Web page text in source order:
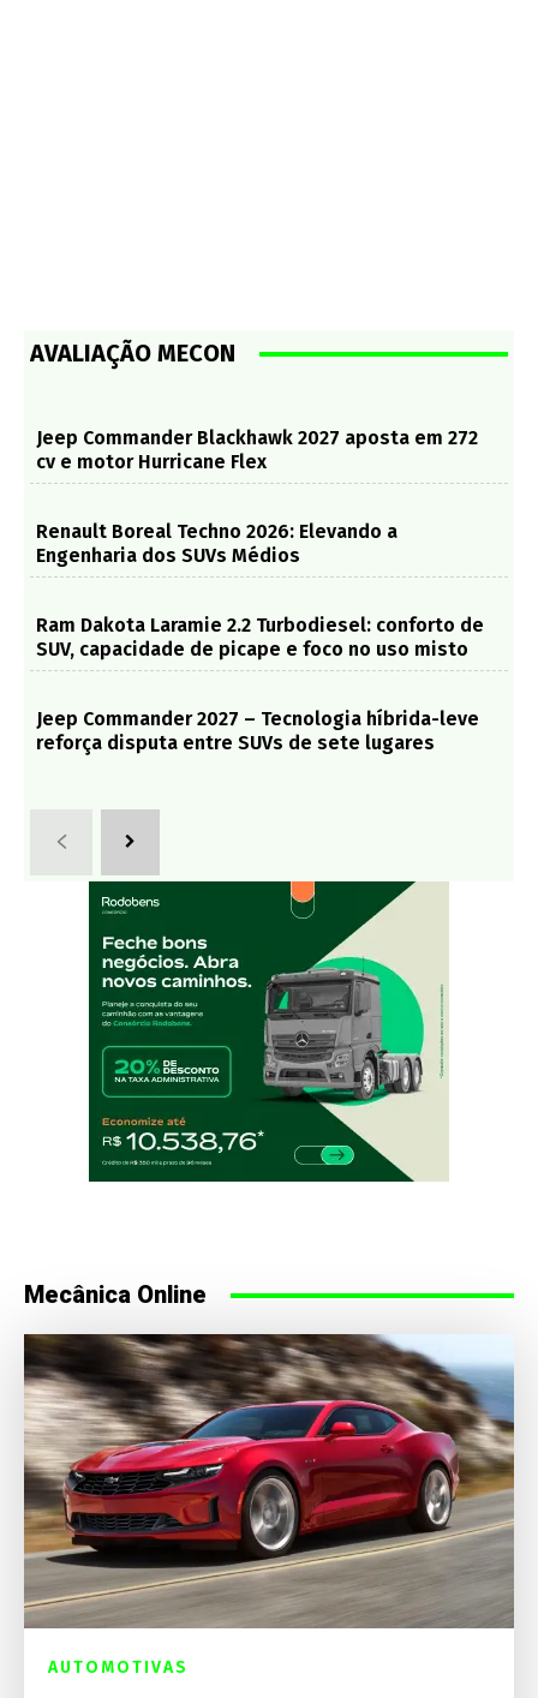
AVALIAÇÃO MECON
Jeep Commander Blackhawk 2027 aposta em 272
cv e motor Hurricane Flex
Renault Boreal Techno 2026: Elevando a
Engenharia dos SUVs Médios
Ram Dakota Laramie 2.2 Turbodiesel: conforto de
SUV, capacidade de picape e foco no uso misto
Jeep Commander 2027 – Tecnologia híbrida-leve
reforça disputa entre SUVs de sete lugares
Mecânica Online
AUTOMOTIVAS